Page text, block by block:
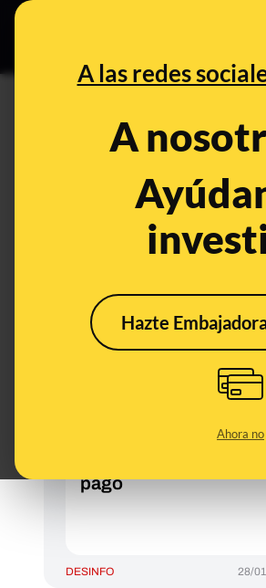
A las redes
A
Hazte
Ahora no
enviando correos
advirtiendo de una
pago
DESINFO 28/